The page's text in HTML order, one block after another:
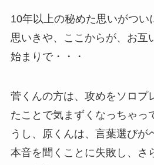
10年以上の秘めた思いがつい
思いきや、ここからが、お互
始まりで・・・
菅くんの方は、攻めをソロプ
たことで気まずくなっちゃっ
うし、原くんは、言葉選びが
本音を聞くことに失敗し、さ